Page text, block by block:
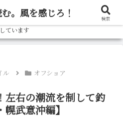
ろー」へ！実際の釣行記から、旬の魚の
道の釣りをもっと楽しむための情報を発
ています
ル オフショア
左右の潮流を制して釣
武意沖編】
。風を感じろ！ 検索